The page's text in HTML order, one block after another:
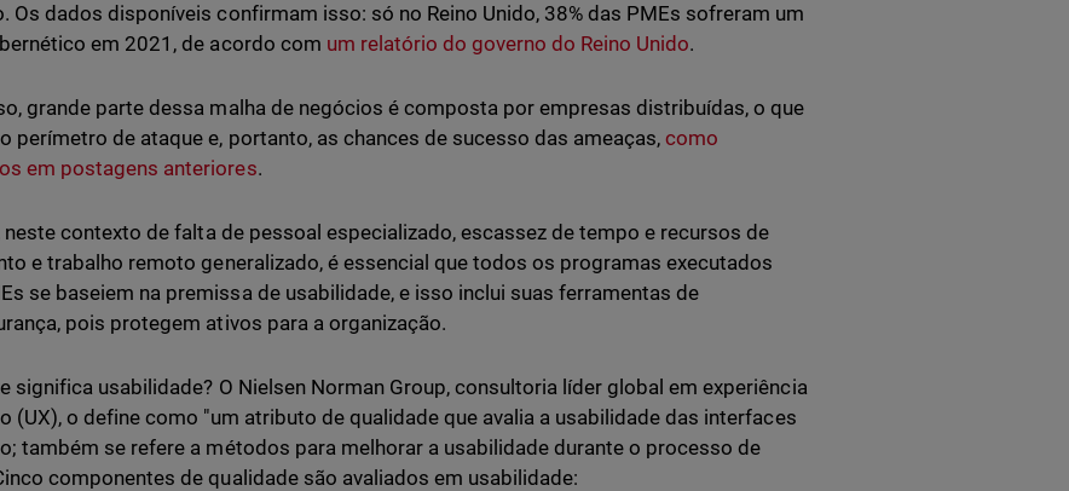
Os dados disponíveis confirmam isso: só no Reino Unido, 38% das PMEs sofreram um
em 2021, de acordo com um relatório do governo do Reino Unido.
grande parte dessa malha de negócios é composta por empresas distribuídas, o que
perímetro de ataque e, portanto, as chances de sucesso das ameaças,como
em postagens anteriores.
neste contexto de falta de pessoal especializado, escassez de tempo e recursos de
e trabalho remoto generalizado, é essencial que todos os programas executados
se baseiem na premissa de usabilidade, e isso inclui suas ferramentas de
pois protegem ativos para a organização.
significa usabilidade? O Nielsen Norman Group, consultoria líder global em experiência
(UX), o define como "um atributo de qualidade que avalia a usabilidade das interfaces
também se refere a métodos para melhorar a usabilidade durante o processo de
componentes de qualidade são avaliados em usabilidade: